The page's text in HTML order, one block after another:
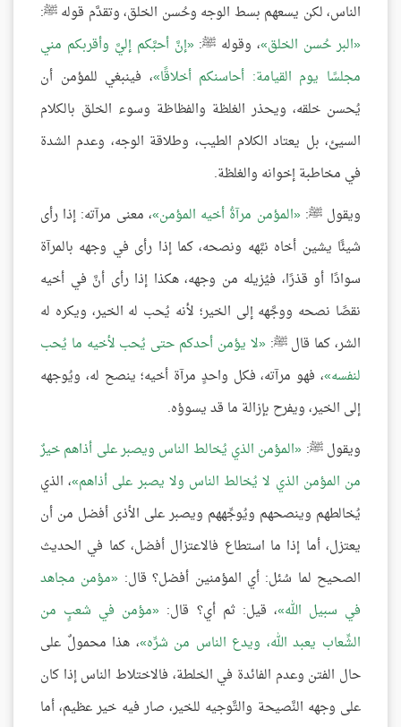
الناس، لكن يسعهم بسط الوجه وحُسن الخلق، وتقدَّم قوله ﷺ:
البر حُسن الخلق ، وقوله ﷺ: إنَّ أحبَّكم إليَّ وأقربكم مني
مجلسًا يوم القيامة: أحاسنكم أخلاقًا ، فينبغي للمؤمن أن
يُحسن خلقه، ويحذر الغلظة والفظاظة وسوء الخلق بالكلام
السيئ، بل يعتاد الكلام الطيب، وطلاقة الوجه، وعدم الشدة
في مخاطبة إخوانه والغلظة.
ويقول ﷺ: المؤمن مرآةُ أخيه المؤمن ، معنى مرآته: إذا رأى
شيئًا يشين أخاه نبَّهه ونصحه، كما إذا رأى في وجهه بالمرآة
سوادًا أو قذرًا، فيُزيله من وجهه، هكذا إذا رأى أنَّ في أخيه
نقصًا نصحه ووجَّهه إلى الخير؛ لأنه يُحب له الخير، ويكره له
الشر، كما قال ﷺ: لا يؤمن أحدكم حتى يُحب لأخيه ما يُحب
لنفسه ، فهو مرآته، فكل واحدٍ مرآة أخيه؛ ينصح له، ويُوجهه
إلى الخير، ويفرح بإزالة ما قد يسوؤه.
ويقول ﷺ: المؤمن الذي يُخالط الناس ويصبر على أذاهم خيرٌ
من المؤمن الذي لا يُخالط الناس ولا يصبر على أذاهم ، الذي
يُخالطهم وينصحهم ويُوجِّههم ويصبر على الأذى أفضل من أن
يعتزل، أما إذا ما استطاع فالاعتزال أفضل، كما في الحديث
الصحيح لما سُئل: أي المؤمنين أفضل؟ قال: مؤمن مجاهد
في سبيل الله ، قيل: ثم أي؟ قال:
مؤمن في شعبٍ من
الشِّعاب يعبد الله، ويدع الناس من شرِّه ، هذا محمولٌ على
حال الفتن وعدم الفائدة في الخلطة، فالاختلاط الناس إذا كان
على وجهه النَّصيحة والتَّوجيه للخير، صار فيه خير عظيم، أما